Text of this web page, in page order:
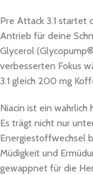
Pre Attack 3.1 startet
Antrieb für deine
Glycerol
verbesserten Fokus
3.1 gleich 200 mg
Niacin ist ein
Es trägt nicht nur
Energiestoffwechsel
Müdigkeit und
gewappnet für die